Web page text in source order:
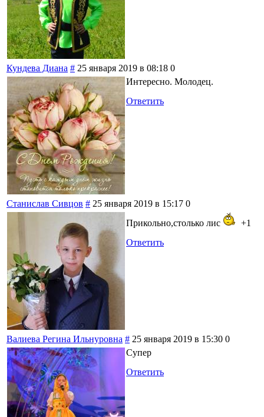
Кундева Диана # 25 января 2019 в 08:18 0
Интересно. Молодец.
Ответить
Станислав Сивцов # 25 января 2019 в 15:17 0
Прикольно,столько лис
+1
Ответить
Валиева Регина Ильнуровна # 25 января 2019 в 15:30 0
Супер
Ответить